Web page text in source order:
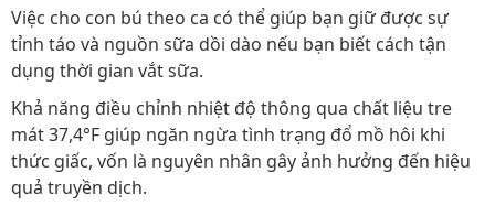
Việc cho con bú theo ca có thể giúp bạn giữ được sự
tỉnh táo và nguồn sữa dồi dào nếu bạn biết cách tận
dụng thời gian vắt sữa.
Khả năng điều chỉnh nhiệt độ thông qua chất liệu tre
mát 37,4°F giúp ngăn ngừa tình trạng đổ mồ hôi khi
thức giấc, vốn là nguyên nhân gây ảnh hưởng đến hiệu
quả truyền dịch.